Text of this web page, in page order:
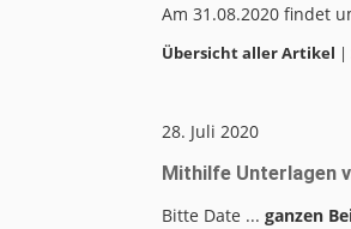
Am 31.08.2020 findet
Übersicht aller Artikel |
28. Juli 2020
Mithilfe Unterlagen
Bitte Date ... ganzen